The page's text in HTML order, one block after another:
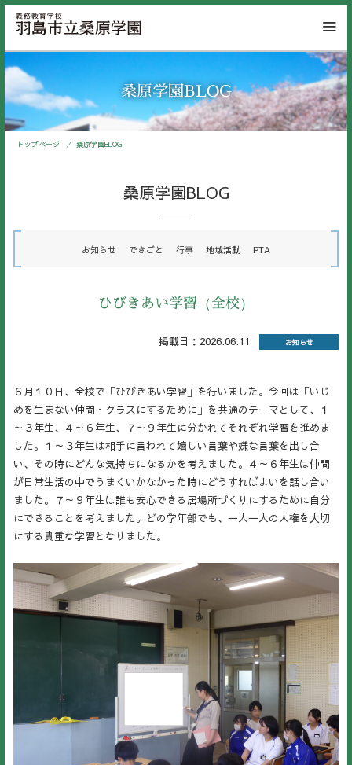
桑原学園BLOG
トップページ 桑原学園BLOG
桑原学園BLOG
お知らせ できごと 行事 地域活動 PTA
ひびきあい学習（全校）
掲載日：2026.06.11 お知らせ
６月１０日、全校で「ひびきあい学習」を行いました。今回は「いじ
めを生まない仲間・クラスにするために」を共通のテーマとして、１
～３年生、４～６年生、７～９年生に分かれてそれぞれ学習を進めま
した。１～３年生は相手に言われて嬉しい言葉や嫌な言葉を出し合
い、その時にどんな気持ちになるかを考えました。４～６年生は仲間
が日常生活の中でうまくいかなかった時にどうすればよいを話し合い
ました。７～９年生は誰も安心できる居場所づくりにするために自分
にできることを考えました。どの学年部でも、一人一人の人権を大切
にする貴重な学習となりました。